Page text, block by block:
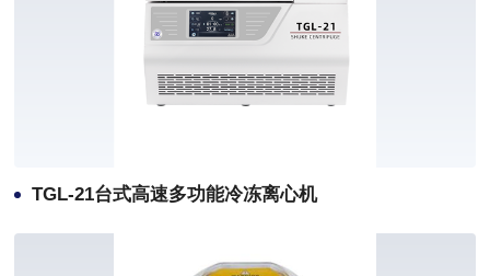
TGL-21台式高速多功能冷冻离心机